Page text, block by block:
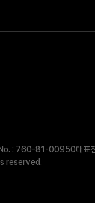
: 760-81-00950대
reserved.